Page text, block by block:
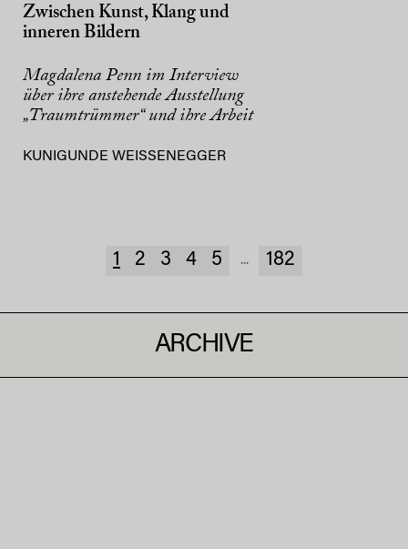
Zwischen Kunst, Klang und
inneren Bildern
Magdalena Penn im Interview
über ihre anstehende Ausstellung
„Traumtrümmer“ und ihre Arbeit
KUNIGUNDE WEISSENEGGER
1 2 3 4 5 ... 182
ARCHIVE